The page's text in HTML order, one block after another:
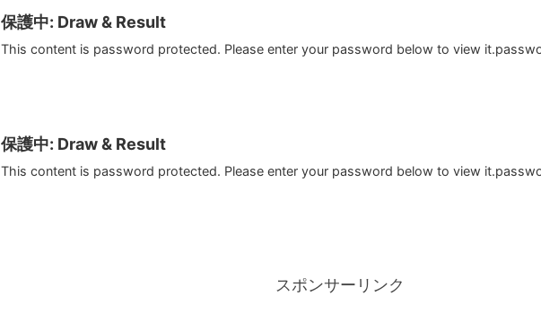
保護中: Draw & Result
This content is password protected. Please enter your password below to view
保護中: Draw & Result
This content is password protected. Please enter your password below to view
スポンサーリンク